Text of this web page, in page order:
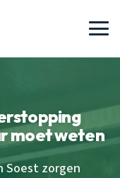
moet weten
Soest zorgen